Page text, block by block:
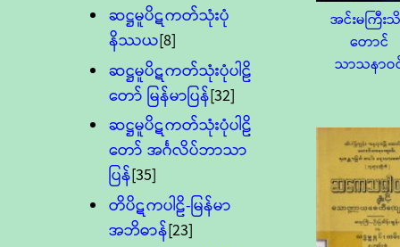
ဆဋ္ဌမူပိဋကတ်သုံးပုံ
နိဿယ[8]
ဆဋ္ဌမူပိဋကတ်သုံးပုံပါဠိ
တော် မြန်မာပြန်[32]
ဆဋ္ဌမူပိဋကတ်သုံးပုံပါဠိ
တော် အင်္ဂလိပ်ဘာသာ
ပြန်[35]
တိပိဋကပါဠိ-မြန်မာ
အဘိဓာန်[23]
အင်းမကြီး
တောင်
သာသနာဝ